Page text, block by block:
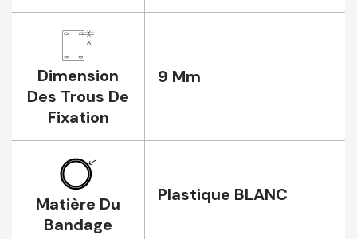
Dimension
Des Trous De
Fixation
9 Mm
Matière Du
Bandage
Plastique BLANC